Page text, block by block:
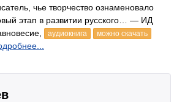
чье творчество ознаменовало
этап в развитии русского… — ИД
аудиокнига можно скачать